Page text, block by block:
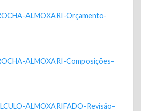
ALMOXARI-Orçamento-
ALMOXARI-Composições-
ALMOXARIFADO-Revisão-